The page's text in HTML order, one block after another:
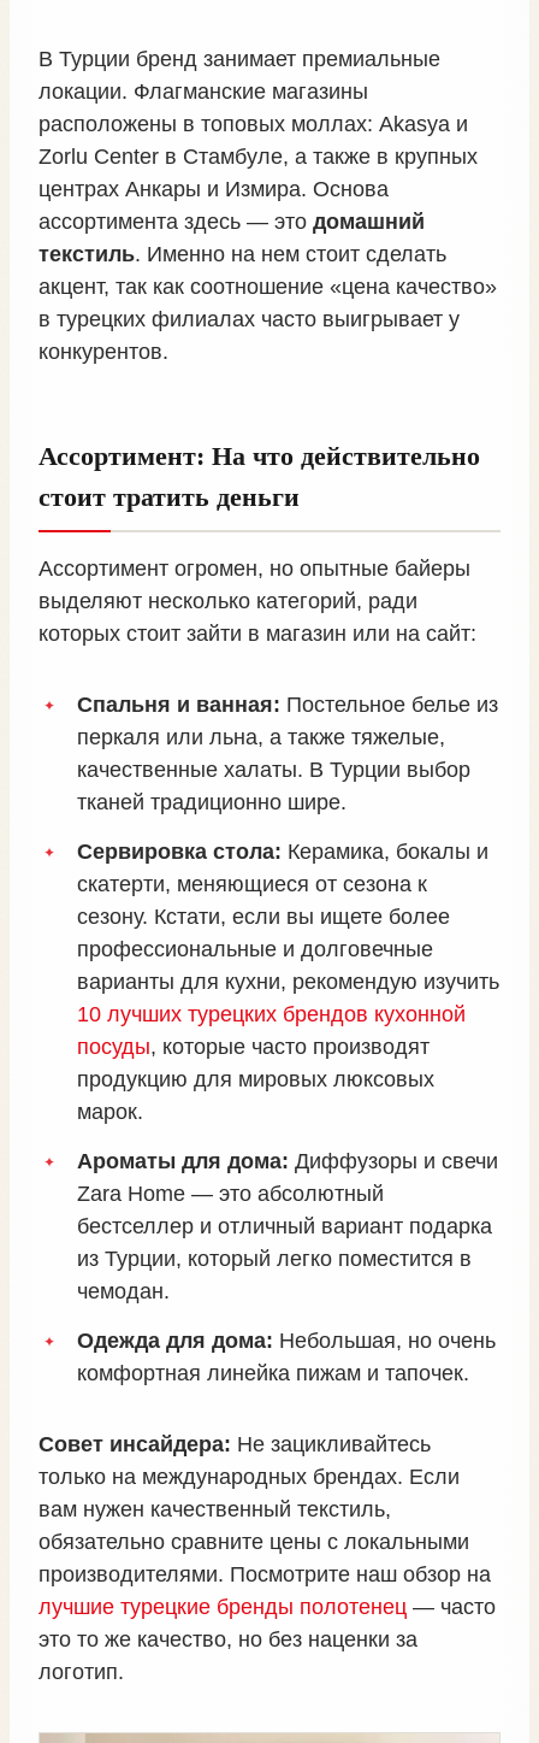
В Турции бренд занимает премиальные
локации. Флагманские магазины
расположены в топовых моллах: Akasya и
Zorlu Center в Стамбуле, а также в крупных
центрах Анкары и Измира. Основа
ассортимента здесь — это домашний
текстиль. Именно на нем стоит сделать
акцент, так как соотношение «цена качество»
в турецких филиалах часто выигрывает у
конкурентов.
Ассортимент: На что действительно
стоит тратить деньги
Ассортимент огромен, но опытные байеры
выделяют несколько категорий, ради
которых стоит зайти в магазин или на сайт:
Спальня и ванная: Постельное белье из
перкаля или льна, а также тяжелые,
качественные халаты. В Турции выбор
тканей традиционно шире.
Сервировка стола: Керамика, бокалы и
скатерти, меняющиеся от сезона к
сезону. Кстати, если вы ищете более
профессиональные и долговечные
варианты для кухни, рекомендую изучить
10 лучших турецких брендов кухонной
посуды, которые часто производят
продукцию для мировых люксовых
марок.
Ароматы для дома: Диффузоры и свечи
Zara Home — это абсолютный
бестселлер и отличный вариант подарка
из Турции, который легко поместится в
чемодан.
Одежда для дома: Небольшая, но очень
комфортная линейка пижам и тапочек.
Совет инсайдера: Не зацикливайтесь
только на международных брендах. Если
вам нужен качественный текстиль,
обязательно сравните цены с локальными
производителями. Посмотрите наш обзор на
лучшие турецкие бренды полотенец — часто
это то же качество, но без наценки за
логотип.